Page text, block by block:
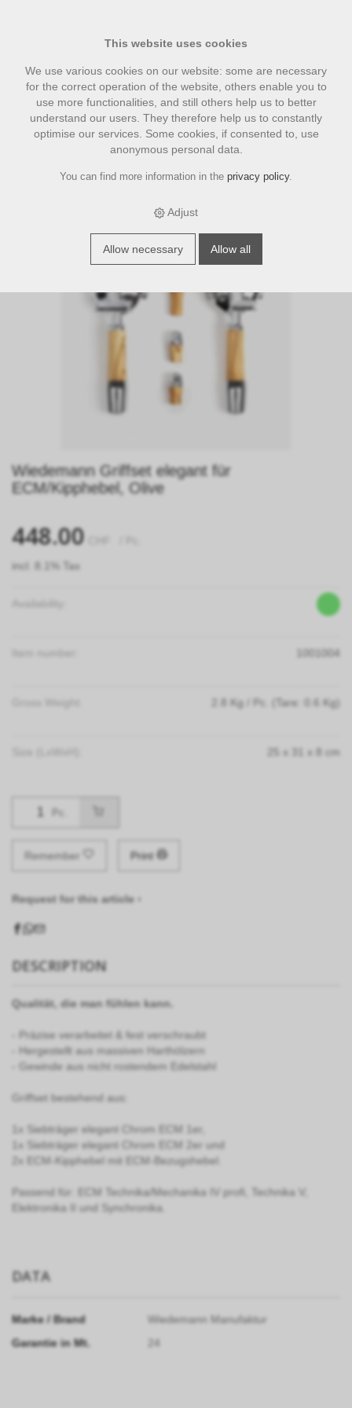
accesories › Wiedemann Holz Zubehör › Wiedemann
Wiedemann Griffset elegant für
ECM/Kipphebel, Olive
448.00
incl. 8.1% Tax
1001004
Kg / Pc. (Tare: 0.6 Kg)
x x cm
Pc.
Remember Print
Request for this article ›
DESCRIPTION
Qualität, die man fühlen kann.
- Präzise verarbeitet & fest verschraubt
- Hergestellt aus massiven Harthölzern
- Gewinde aus nicht rostendem Edelstahl
Griffset bestehend aus:
1x Siebträger elegant Chrom ECM 1er,
1x Siebträger elegant Chrom ECM 2er und
2x ECM-Kipphebel mit ECM-Bezugshebel.
Passend für: ECM Technika/Mechanika IV profi, Technika V,
Elektronika II und Synchronika.
DATA
Marke / Brand
Wiedemann Manufaktur
Garantie in Mt.
24
This website uses cookies
We use various cookies on our website: some are necessary
for the correct operation of the website, others enable you to
use more functionalities, and still others help us to better
understand our users. They therefore help us to constantly
optimise our services. Some cookies, if consented to, use
anonymous personal data.
You can find more information in the privacy policy.
Adjust
Allow necessary Allow all